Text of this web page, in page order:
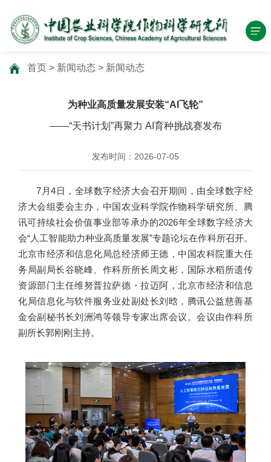
首页 > 新闻动态 > 新闻动态
为种业高质量发展安装“AI飞轮”
——“天书计划”再聚力 AI育种挑战赛发布
发布时间：2026-07-05
7月4日，全球数字经济大会召开期间，由全球数字经
济大会组委会主办，中国农业科学院作物科学研究所、腾
讯可持续社会价值事业部等承办的2026年全球数字经济大
会“人工智能助力种业高质量发展”专题论坛在作科所召开。
北京市经济和信息化局总经济师王德，中国农科院重大任
务局副局长谷晓峰、作科所所长周文彬，国际水稻所遗传
资源部门主任维努普拉萨德・拉迈阿，北京市经济和信息
化局信息化与软件服务业处副处长刘晗，腾讯公益慈善基
金会副秘书长刘洲鸿等领导专家出席会议。会议由作科所
副所长郭刚刚主持。